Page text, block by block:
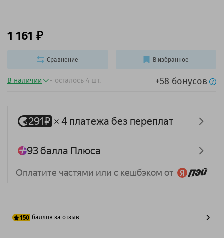
В наличии - осталось 4 шт. +58 бонусов
1 161
150 баллов за отзыв
Сравнение В избранное